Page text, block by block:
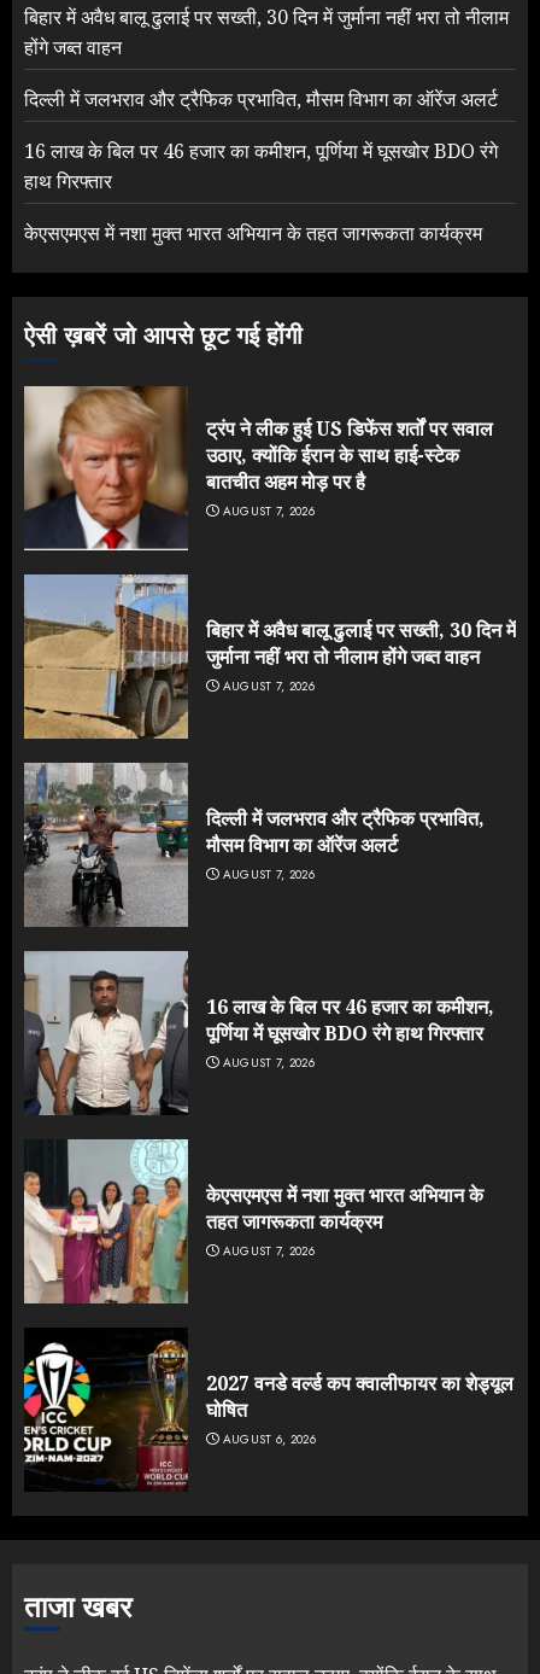
बिहार में अवैध बालू ढुलाई पर सख्ती, 30 दिन में जुर्माना नहीं भरा तो नीलाम
होंगे जब्त वाहन
दिल्ली में जलभराव और ट्रैफिक प्रभावित, मौसम विभाग का ऑरेंज अलर्ट
16 लाख के बिल पर 46 हजार का कमीशन, पूर्णिया में घूसखोर BDO रंगे
हाथ गिरफ्तार
केएसएमएस में नशा मुक्त भारत अभियान के तहत जागरूकता कार्यक्रम
ऐसी ख़बरें जो आपसे छूट गई होंगी
ट्रंप ने लीक हुई US डिफेंस शर्तों पर सवाल
उठाए, क्योंकि ईरान के साथ हाई-स्टेक
बातचीत अहम मोड़ पर है
AUGUST 7, 2026
बिहार में अवैध बालू ढुलाई पर सख्ती, 30 दिन में
जुर्माना नहीं भरा तो नीलाम होंगे जब्त वाहन
AUGUST 7, 2026
दिल्ली में जलभराव और ट्रैफिक प्रभावित,
मौसम विभाग का ऑरेंज अलर्ट
AUGUST 7, 2026
16 लाख के बिल पर 46 हजार का कमीशन,
पूर्णिया में घूसखोर BDO रंगे हाथ गिरफ्तार
AUGUST 7, 2026
केएसएमएस में नशा मुक्त भारत अभियान के
तहत जागरूकता कार्यक्रम
AUGUST 7, 2026
2027 वनडे वर्ल्ड कप क्वालीफायर का शेड्यूल
घोषित
AUGUST 6, 2026
ताजा खबर